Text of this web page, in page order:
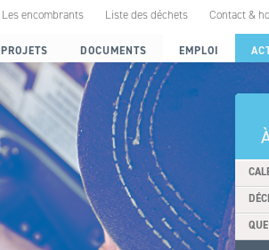
Les encombrants Liste des déchets Contact &
PROJETS DOCUMENTS EMPLOI